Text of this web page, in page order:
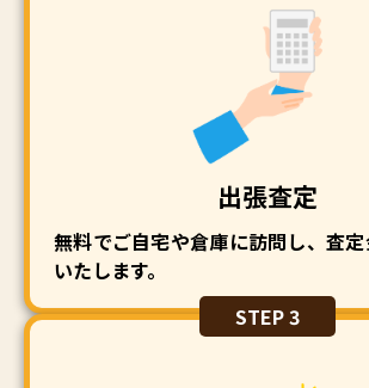
出張査定
無料でご自宅や倉庫に訪問し、査
いたします。
STEP 3